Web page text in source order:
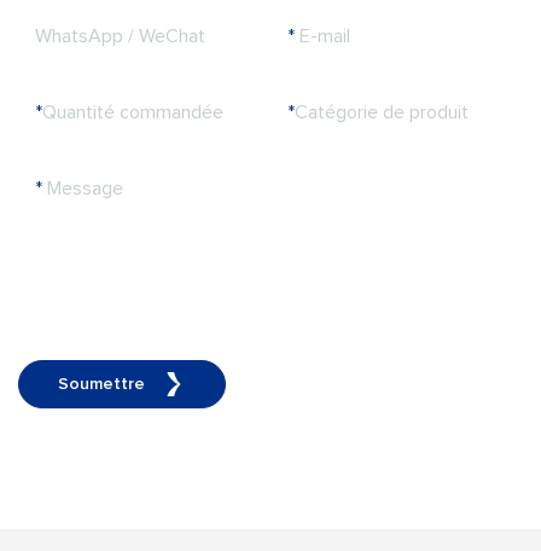
WhatsApp / WeChat * E-mail
*Quantité commandée *Catégorie de produit
* Message
Soumettre